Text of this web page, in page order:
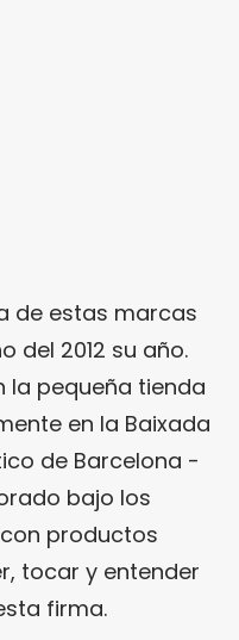
de estas marcas
del 2012 su año.
la pequeña tienda
en la Baixada
de Barcelona -
bajo los
productos
tocar y entender
firma.